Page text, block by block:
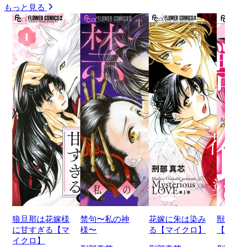
もっと見る
狼旦那は花嫁様
に甘すぎる【マ
イクロ】
禁句〜私の神
様〜
花嫁に朱は染み
る【マイクロ】
獣